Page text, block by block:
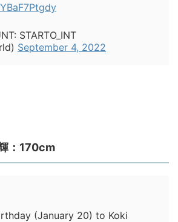
STARTO_INT
September 4, 2022
：170cm
(January 20) to Koki